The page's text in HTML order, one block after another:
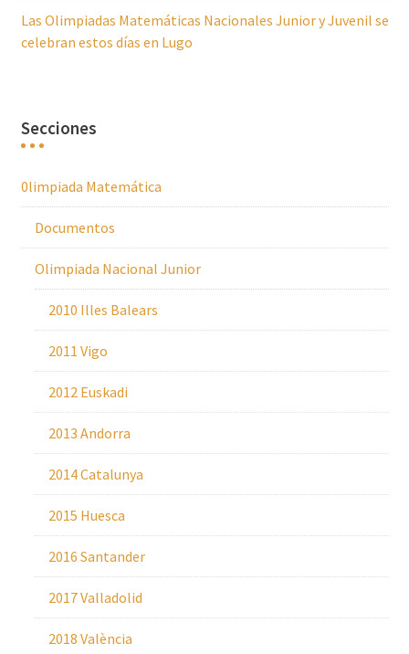
Las Olimpiadas Matemáticas Nacionales Junior y Juvenil se
celebran estos días en Lugo
Secciones
0limpiada Matemática
Documentos
Olimpiada Nacional Junior
2010 Illes Balears
2011 Vigo
2012 Euskadi
2013 Andorra
2014 Catalunya
2015 Huesca
2016 Santander
2017 Valladolid
2018 València